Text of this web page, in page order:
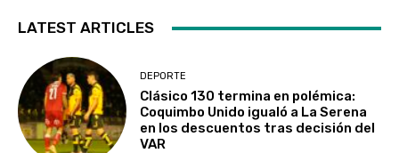
LATEST ARTICLES
DEPORTE
Clásico 130 termina en polémica:
Coquimbo Unido igualó a La Serena
en los descuentos tras decisión del
VAR